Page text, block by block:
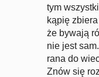
tym
kąpię
że bywają
nie jest
rana do
Znów się